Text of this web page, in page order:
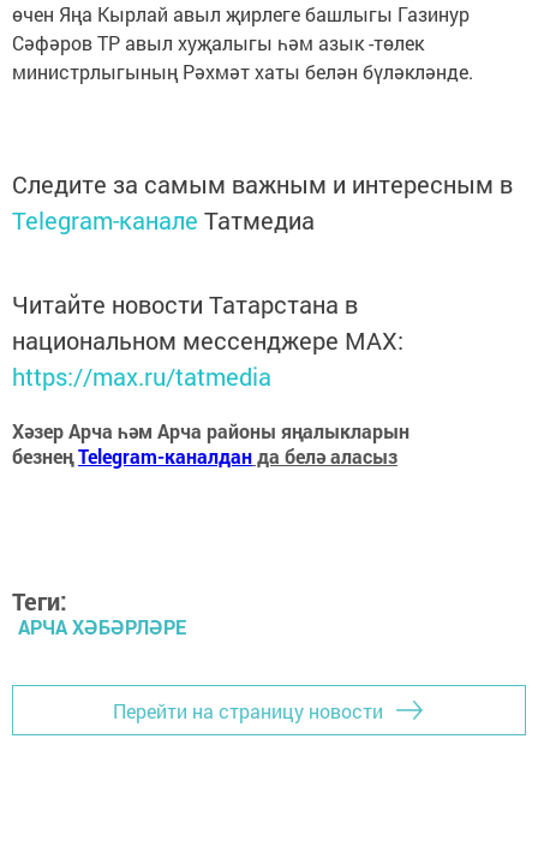
өчен Яңа Кырлай авыл җирлеге башлыгы Газинур
Сәфәров ТР авыл хуҗалыгы һәм азык -төлек
министрлыгының Рәхмәт хаты белән бүләкләнде.
Следите за самым важным и интересным в
Telegram-канале Татмедиа
Читайте новости Татарстана в
национальном мессенджере MАХ:
https://max.ru/tatmedia
Хәзер Арча һәм Арча районы яңалыкларын
безнеңTelegram-каналданда белә аласыз
Теги:
АРЧА ХӘБӘРЛӘРЕ
Перейти на страницу новости